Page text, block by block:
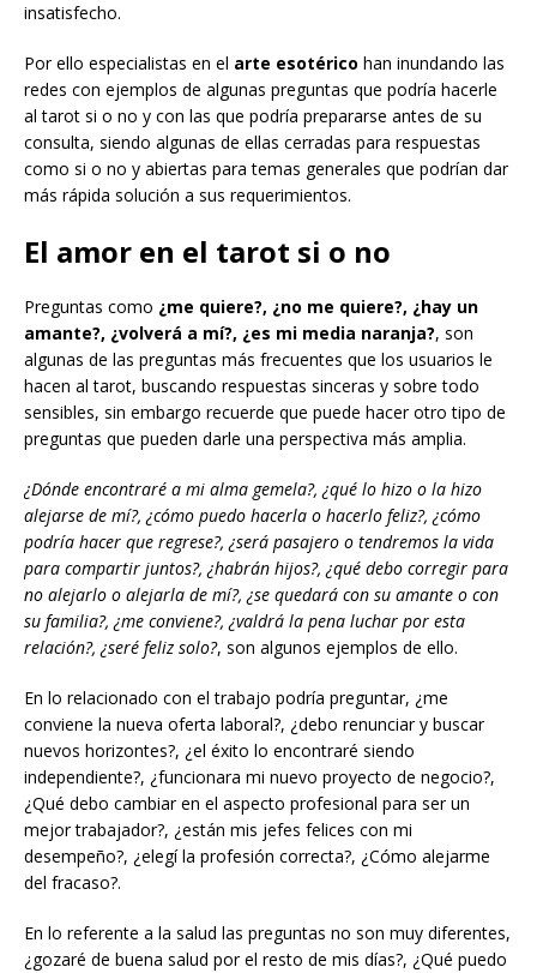
insatisfecho.
Por ello especialistas en el arte esotérico han inundando las
redes con ejemplos de algunas preguntas que podría hacerle
al tarot si o no y con las que podría prepararse antes de su
consulta, siendo algunas de ellas cerradas para respuestas
como si o no y abiertas para temas generales que podrían dar
más rápida solución a sus requerimientos.
El amor en el tarot si o no
Preguntas como ¿me quiere?, ¿no me quiere?, ¿hay un
amante?, ¿volverá a mí?, ¿es mi media naranja?, son
algunas de las preguntas más frecuentes que los usuarios le
hacen al tarot, buscando respuestas sinceras y sobre todo
sensibles, sin embargo recuerde que puede hacer otro tipo de
preguntas que pueden darle una perspectiva más amplia.
¿Dónde encontraré a mi alma gemela?, ¿qué lo hizo o la hizo
alejarse de mí?, ¿cómo puedo hacerla o hacerlo feliz?, ¿cómo
podría hacer que regrese?, ¿será pasajero o tendremos la vida
para compartir juntos?, ¿habrán hijos?, ¿qué debo corregir para
no alejarlo o alejarla de mí?, ¿se quedará con su amante o con
su familia?, ¿me conviene?, ¿valdrá la pena luchar por esta
relación?, ¿seré feliz solo?, son algunos ejemplos de ello.
En lo relacionado con el trabajo podría preguntar, ¿me
conviene la nueva oferta laboral?, ¿debo renunciar y buscar
nuevos horizontes?, ¿el éxito lo encontraré siendo
independiente?, ¿funcionara mi nuevo proyecto de negocio?,
¿Qué debo cambiar en el aspecto profesional para ser un
mejor trabajador?, ¿están mis jefes felices con mi
desempeño?, ¿elegí la profesión correcta?, ¿Cómo alejarme
del fracaso?.
En lo referente a la salud las preguntas no son muy diferentes,
¿gozaré de buena salud por el resto de mis días?, ¿Qué puedo